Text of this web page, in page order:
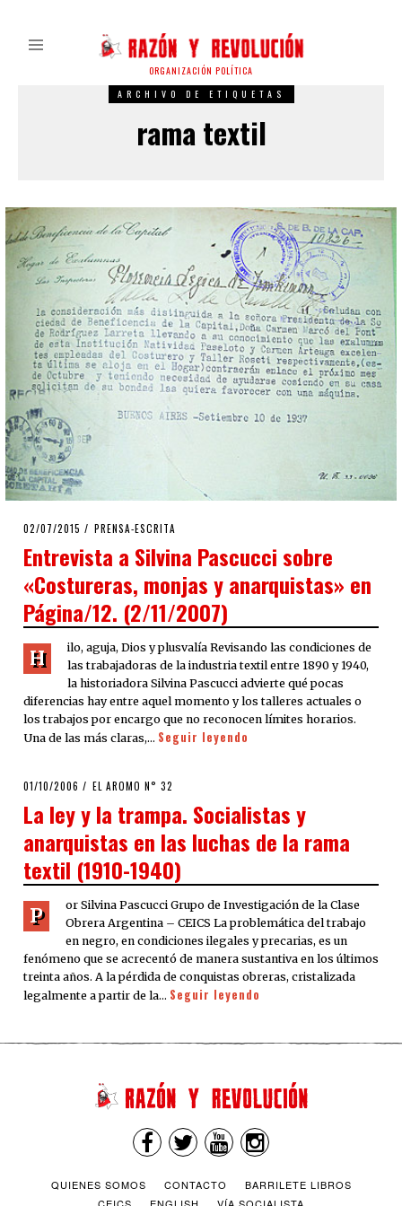
ORGANIZACIÓN POLÍTICA
ARCHIVO DE ETIQUETAS
rama textil
POSTED
02/07/2015 PRENSA-ESCRITA
Entrevista a Silvina Pascucci sobre
«Costureras, monjas y anarquistas» en
Página/12. (2/11/2007)
H
ilo, aguja, Dios y plusvalía Revisando las condiciones de
las trabajadoras de la industria textil entre 1890 y 1940,
la historiadora Silvina Pascucci advierte qué pocas
diferencias hay entre aquel momento y los talleres actuales o
los trabajos por encargo que no reconocen límites horarios.
Una de las más claras,… Seguir leyendo
POSTED
01/10/2006 23/03/2020
EL AROMO N° 32
La ley y la trampa. Socialistas y
anarquistas en las luchas de la rama
textil (1910-1940)
P
or Silvina Pascucci Grupo de Investigación de la Clase
Obrera Argentina – CEICS La problemática del trabajo
en negro, en condiciones ilegales y precarias, es un
fenómeno que se acrecentó de manera sustantiva en los últimos
treinta años. A la pérdida de conquistas obreras, cristalizada
legalmente a partir de la… Seguir leyendo
QUIENES SOMOS CONTACTO
BARRILETE LIBROS